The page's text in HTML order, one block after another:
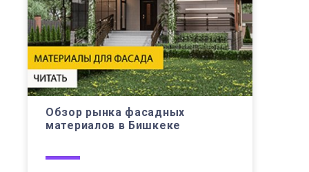
Обзор рынка фасадных
материалов в Бишкеке